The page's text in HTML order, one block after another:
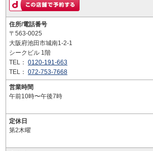
住所/電話番号
〒563-0025
大阪府池田市城南1-2-1
シークビル 1階
TEL： 0120-191-663
TEL： 072-753-7668
営業時間
午前10時〜午後7時
定休日
第2木曜